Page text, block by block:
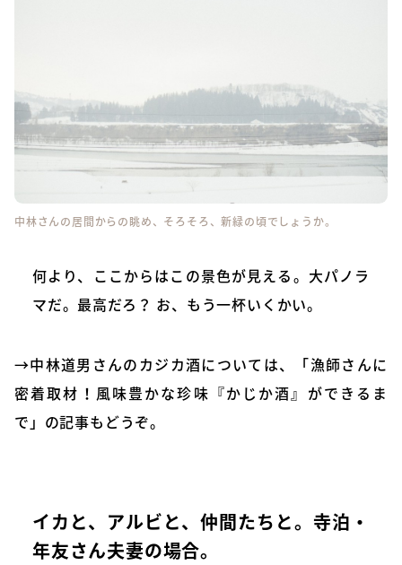
中林さんの居間からの眺め、そろそろ、新緑の頃でしょうか。
何より、ここからはこの景色が見える。大パノラ
マだ。最高だろ？ お、もう一杯いくかい。
→中林道男さんのカジカ酒については、
「漁師さんに
密着取材！風味豊かな珍味『かじか酒』ができるま
で」 の記事もどうぞ。
イカと、アルビと、仲間たちと。寺泊・
年友さん夫妻の場合。